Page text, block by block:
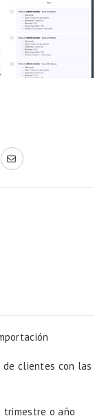
de clientes con las
trimestre o año